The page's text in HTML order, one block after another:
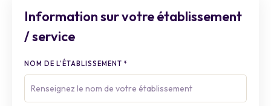
Information sur votre établissement
/ service
NOM DE L'ÉTABLISSEMENT *